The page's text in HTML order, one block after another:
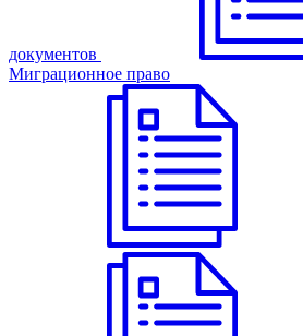
документов
Миграционное право